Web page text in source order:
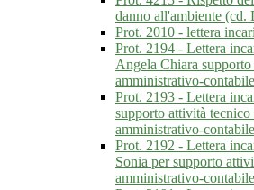
danno all'ambiente (cd.
Prot. 2010 - lettera
Prot. 2194 - Lettera
Angela Chiara
amministrativo-contabile
Prot. 2193 - Lettera
supporto attività tecnico
amministrativo-contabile
Prot. 2192 - Lettera
Sonia per supporto
amministrativo-contabile